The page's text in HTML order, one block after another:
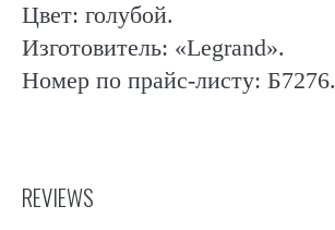
Цвет: голубой.
Изготовитель: «Legrand».
Номер по прайс-листу: Б7276.
REVIEWS